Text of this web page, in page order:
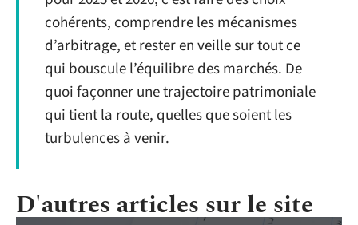
cohérents, comprendre les mécanismes
d’arbitrage, et rester en veille sur tout ce
qui bouscule l’équilibre des marchés. De
quoi façonner une trajectoire patrimoniale
qui tient la route, quelles que soient les
turbulences à venir.
D'autres articles sur le site